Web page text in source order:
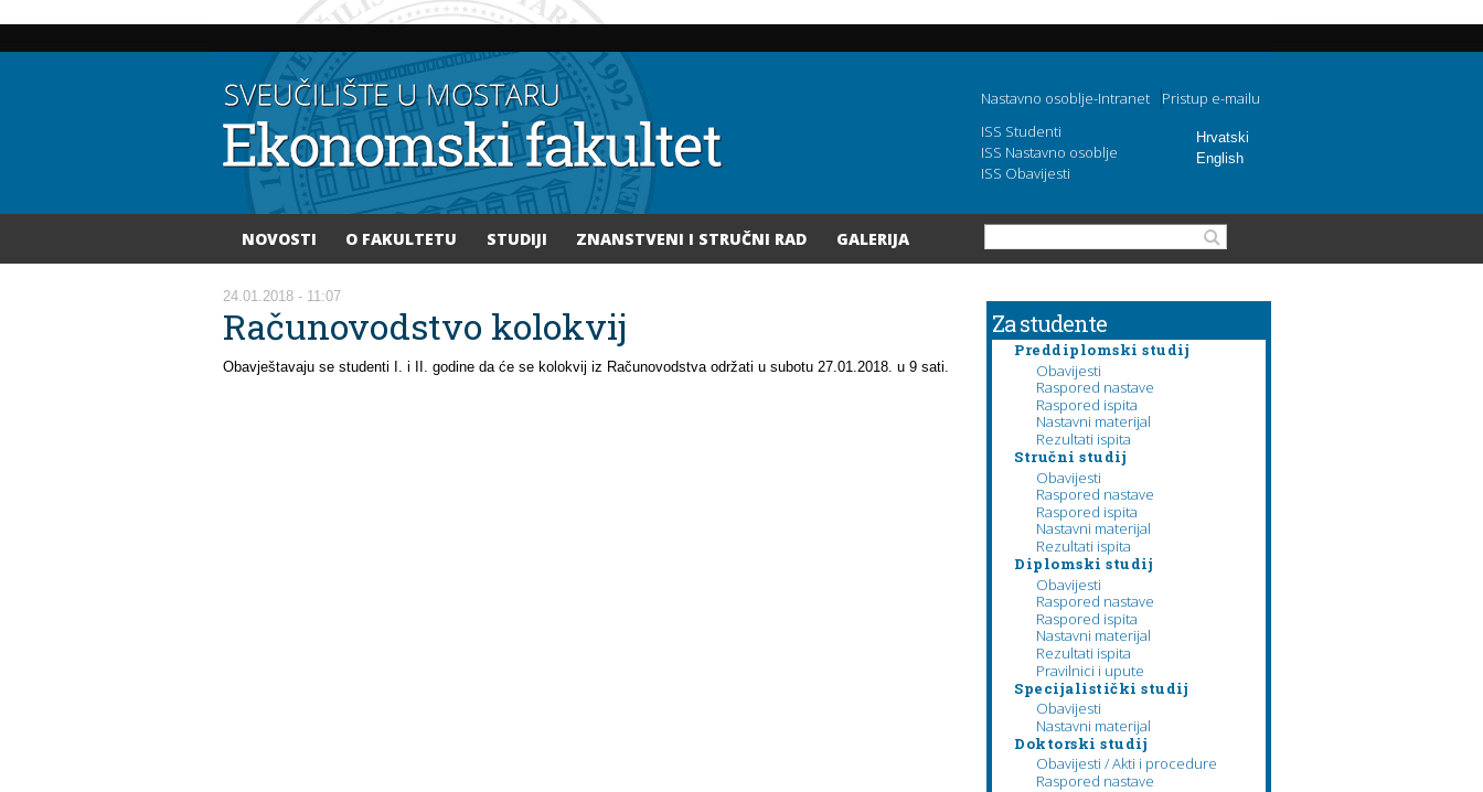
glavni
Hrvatski
English
Nastavno osoblje-Intranet
Pristup e-mailu
ISS Studenti
ISS Nastavno osoblje
ISS Obavijesti
NOVOSTI O FAKULTETU STUDIJI ZNANSTVENI I STRUČNI RAD GALERIJA Obrazac pretraživanja
Vi ste ovdje
24.01.2018 - 11:07
Računovodstvo kolokvij
Obavještavaju se studenti I. i II. godine da će se kolokvij iz Računovodstva održati u subotu 27.01.2018. u 9 sati.
Za studente
Preddiplomski studij
Obavijesti
Raspored nastave
Raspored ispita
Nastavni materijal
Rezultati ispita
Stručni studij
Obavijesti
Raspored nastave
Raspored ispita
Nastavni materijal
Rezultati ispita
Diplomski studij
Obavijesti
Raspored nastave
Raspored ispita
Nastavni materijal
Rezultati ispita
Pravilnici i upute
Specijalistički studij
Obavijesti
Nastavni materijal
Doktorski studij
Obavijesti / Akti i procedure
Raspored nastave